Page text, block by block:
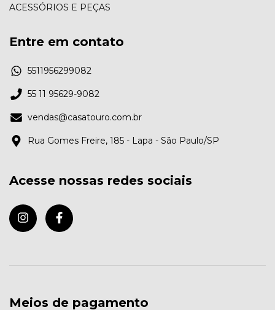
ACESSÓRIOS E PEÇAS
Entre em contato
5511956299082
55 11 95629-9082
vendas@casatouro.com.br
Rua Gomes Freire, 185 - Lapa - São Paulo/SP
Acesse nossas redes sociais
Meios de pagamento